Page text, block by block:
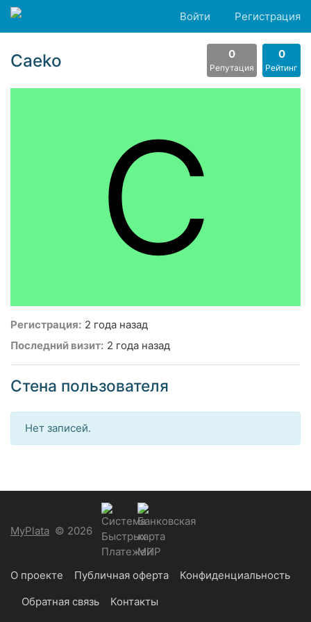
Войти Регистрация
Caeko 0
Репутация
0
Рейтинг
C
Регистрация: 2 года назад
Последний визит: 2 года назад
Стена пользователя
Нет записей.
MyPlata © 2026
О проекте Публичная оферта
Конфиденциальность
Обратная связь
Контакты